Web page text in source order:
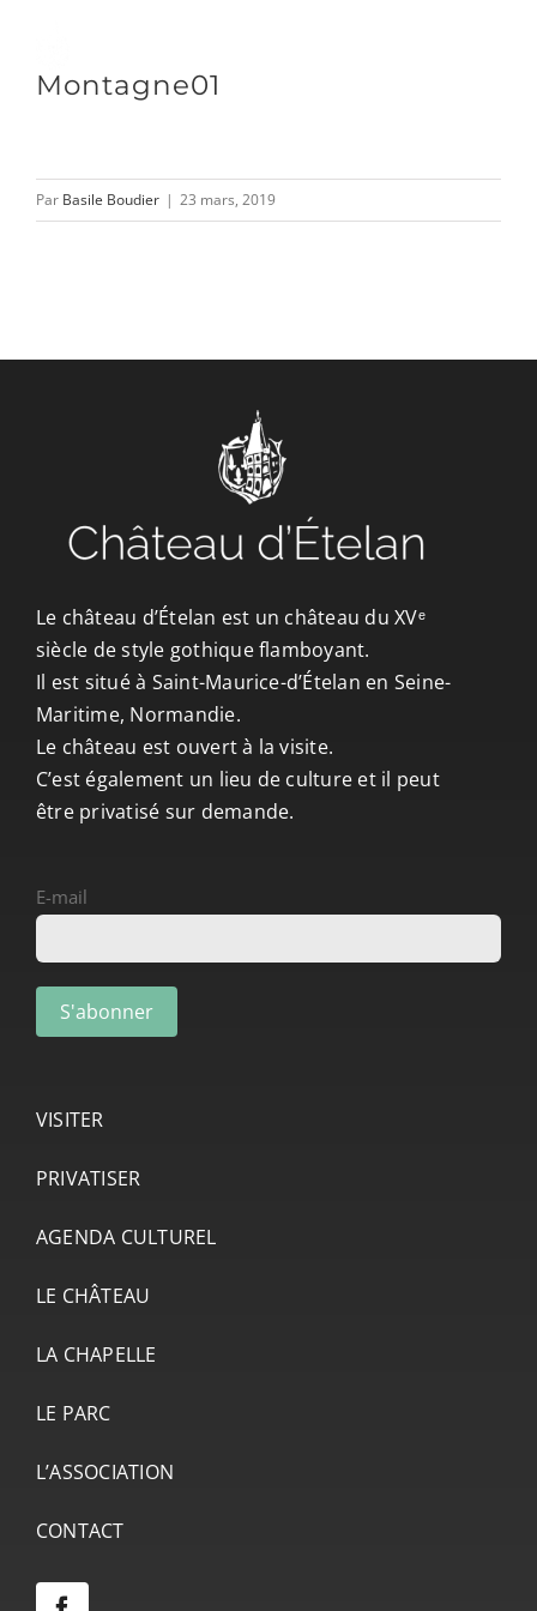
contenu
L’ASSOCIATION
CONTACT/ACCÈS
Montagne01
Par Basile Boudier | 23 mars, 2019
Le château d’Ételan est un château du XVᵉ
siècle de style gothique flamboyant.
Il est situé à Saint-Maurice-d’Ételan en Seine-
Maritime, Normandie.
Le château est ouvert à la visite.
C’est également un lieu de culture et il peut
être privatisé sur demande.
E-mail
VISITER
PRIVATISER
AGENDA CULTUREL
LE CHÂTEAU
LA CHAPELLE
LE PARC
L’ASSOCIATION
CONTACT